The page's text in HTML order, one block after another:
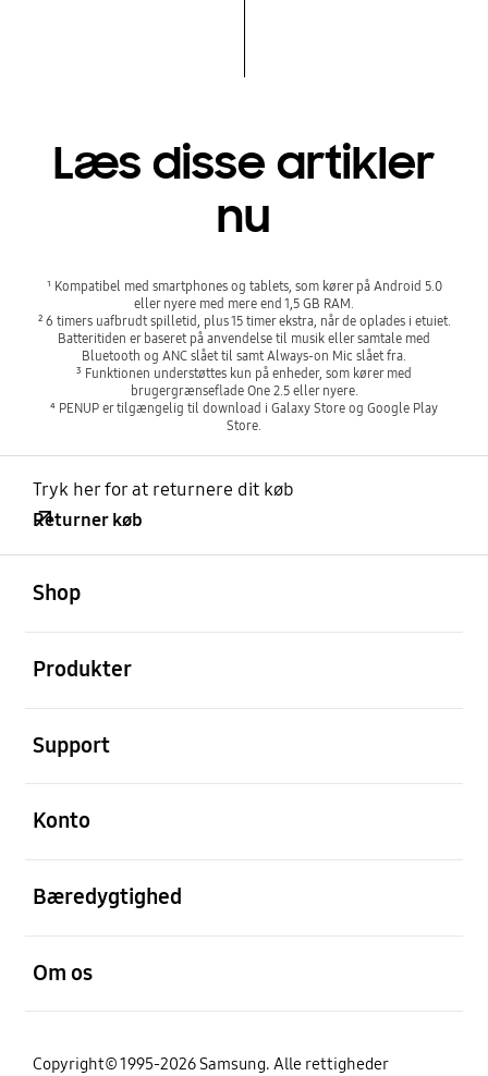
Læs disse artikler
nu
¹ Kompatibel med smartphones og tablets, som kører på Android 5.0
eller nyere med mere end 1,5 GB RAM.
² 6 timers uafbrudt spilletid, plus 15 timer ekstra, når de oplades i etuiet.
Batteritiden er baseret på anvendelse til musik eller samtale med
Bluetooth og ANC slået til samt Always-on Mic slået fra.
³ Funktionen understøttes kun på enheder, som kører med
brugergrænseflade One 2.5 eller nyere.
⁴ PENUP er tilgængelig til download i Galaxy Store og Google Play
Store.
Tryk her for at returnere dit køb
Returner køb
Shop
Produkter
Support
Konto
Bæredygtighed
Om os
Copyright© 1995-2026 Samsung. Alle rettigheder